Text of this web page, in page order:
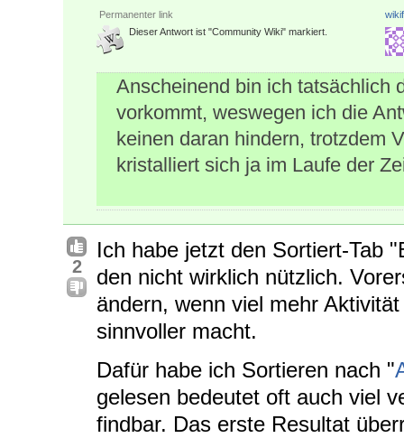
Permanenter link
Dieser Antwort ist "Community Wiki" markiert.
Anscheinend bin ich tatsächlich
vorkommt, weswegen ich die
keinen daran hindern, trotzdem
kristalliert sich ja im Laufe der
2
Ich habe jetzt den Sortiert-Tab
den nicht wirklich nützlich.
ändern, wenn viel mehr
sinnvoller macht.
Dafür habe ich Sortieren nach "
gelesen bedeutet oft auch viel
findbar. Das erste Resultat